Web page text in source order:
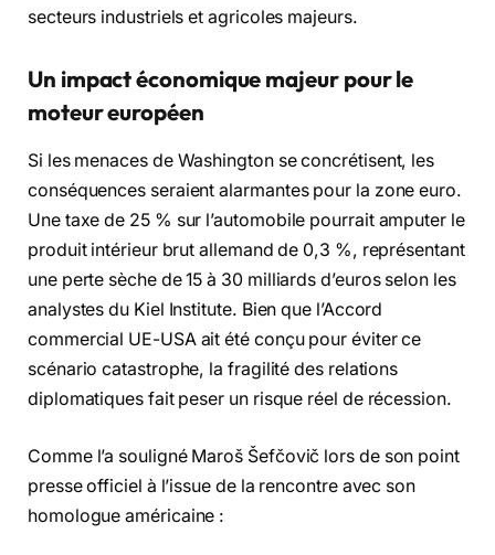
secteurs industriels et agricoles majeurs.
Un impact économique majeur pour le
moteur européen
Si les menaces de Washington se concrétisent, les
conséquences seraient alarmantes pour la zone euro.
Une taxe de 25 % sur l’automobile pourrait amputer le
produit intérieur brut allemand de 0,3 %, représentant
une perte sèche de 15 à 30 milliards d’euros selon les
analystes du Kiel Institute. Bien que l’Accord
commercial UE-USA ait été conçu pour éviter ce
scénario catastrophe, la fragilité des relations
diplomatiques fait peser un risque réel de récession.
Comme l’a souligné Maroš Šefčovič lors de son point
presse officiel à l’issue de la rencontre avec son
homologue américaine :